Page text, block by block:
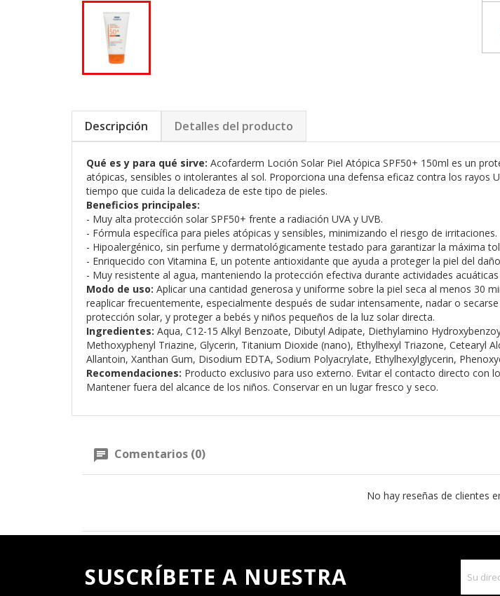
Descripción Detalles del producto
Qué es y para qué sirve: Acofarderm Loción Solar Piel Atópica SPF50+ 150ml es un
atópicas, sensibles o intolerantes al sol. Proporciona una defensa eficaz contra los rayos
tiempo que cuida la delicadeza de este tipo de pieles.
Beneficios principales:
- Muy alta protección solar SPF50+ frente a radiación UVA y UVB.
- Fórmula específica para pieles atópicas y sensibles, minimizando el riesgo de irritaciones.
- Hipoalergénico, sin perfume y dermatológicamente testado para garantizar la máxima
- Enriquecido con Vitamina E, un potente antioxidante que ayuda a proteger la piel del
- Muy resistente al agua, manteniendo la protección efectiva durante actividades
Modo de uso: Aplicar una cantidad generosa y uniforme sobre la piel seca al menos 30
reaplicar frecuentemente, especialmente después de sudar intensamente, nadar o
protección solar, y proteger a bebés y niños pequeños de la luz solar directa.
Ingredientes: Aqua, C12-15 Alkyl Benzoate, Dibutyl Adipate, Diethylamino
Methoxyphenyl Triazine, Glycerin, Titanium Dioxide (nano), Ethylhexyl Triazone, Cetearyl
Allantoin, Xanthan Gum, Disodium EDTA, Sodium Polyacrylate, Ethylhexylglycerin,
Recomendaciones: Producto exclusivo para uso externo. Evitar el contacto directo con
Mantener fuera del alcance de los niños. Conservar en un lugar fresco y seco.
Comentarios (0)
No hay reseñas de clientes
SUSCRÍBETE A NUESTRA